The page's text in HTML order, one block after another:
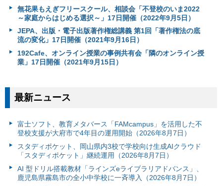
無花果もえぎフリースクール、相談会「不登校のいま2022
～家庭からはじめる選択～」17日開催（2022年9月5日）
JEPA、出版・電子出版著作権総講義 第1回「著作権法の底
流の変化」17日開催（2021年9月16日）
192Cafe、オンライン授業の事例共有会「隣のオンライン授
業」17日開催（2021年9月15日）
最新ニュース
富⼠ソフト、教育メタバース「FAMcampus」を活用した不
登校支援が大府市で4年目の運用開始（2026年8月7日）
スタディポケット、岡山県内3校で学校向け生成AIクラウド
「スタディポケット」継続運用（2026年8月7日）
AI 型ドリル搭載教材「ラインズeライブラリアドバンス」、
鹿児島県霧島市の全小中学校に一斉導入（2026年8月7日）